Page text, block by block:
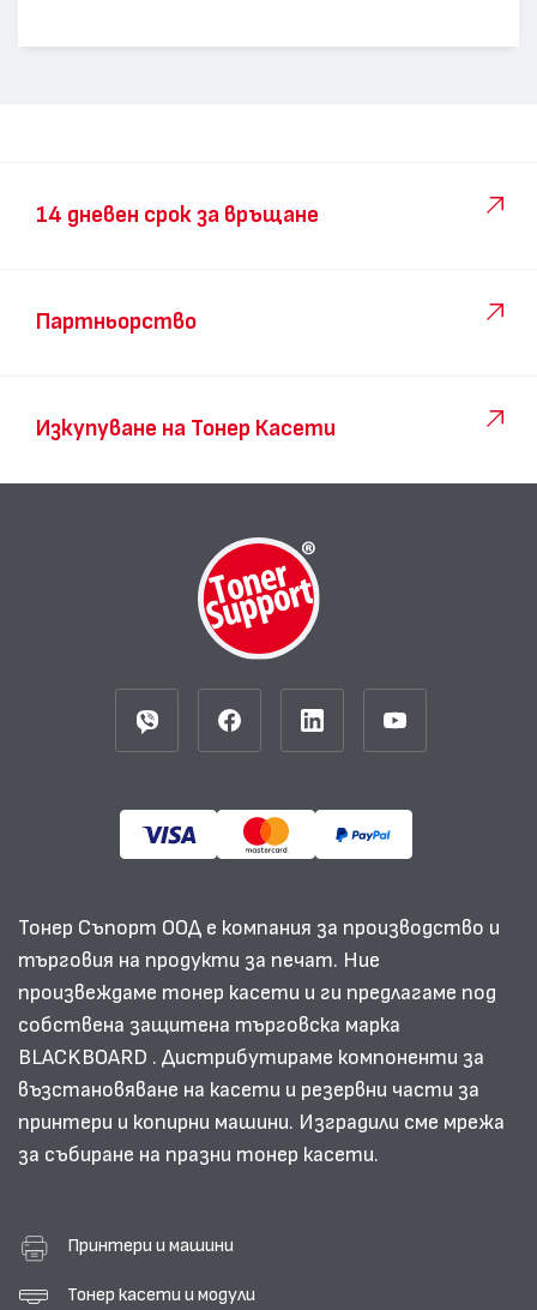
14 дневен срок за връщане
Партньорство
Изкупуване на Тонер Касети
Тонер Съпорт ООД е компания за производство и
търговия на продукти за печат. Ние
произвеждаме тонер касети и ги предлагаме под
собствена защитена търговска марка
BLACKBOARD . Дистрибутираме компоненти за
възстановяване на касети и резервни части за
принтери и копирни машини. Изградили сме мрежа
за събиране на празни тонер касети.
Принтери и машини
Тонер касети и модули